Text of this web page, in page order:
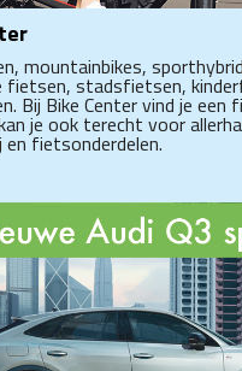
mountainbikes,
fietsen, stadsfietsen,
Bij Bike Center vind je een
je ook terecht voor
en fietsonderdelen.